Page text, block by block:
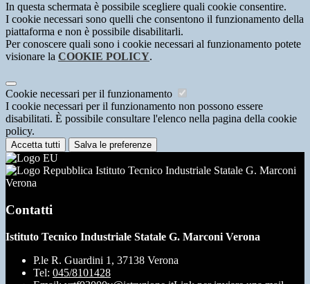
In questa schermata è possibile scegliere quali cookie consentire.
I cookie necessari sono quelli che consentono il funzionamento della
piattaforma e non è possibile disabilitarli.
Per conoscere quali sono i cookie necessari al funzionamento potete
visionare la COOKIE POLICY.
Cookie necessari per il funzionamento
I cookie necessari per il funzionamento non possono essere
disabilitati. È possibile consultare l'elenco nella pagina della cookie
policy.
Accetta tutti Salva le preferenze
Istituto Tecnico Industriale Statale G. Marconi
Verona
Contatti
Istituto Tecnico Industriale Statale G. Marconi Verona
P.le R. Guardini 1, 37138 Verona
Tel: 045/8101428